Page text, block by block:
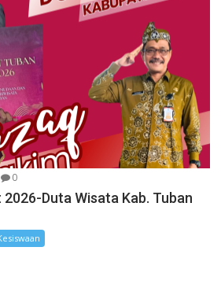
0
Duta Wisata Kab. Tuban